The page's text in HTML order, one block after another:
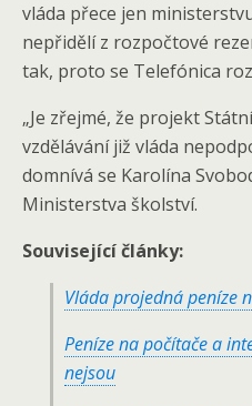
vláda přece jen
nepřidělí z rozpočtové
tak, proto se Telefónica
„Je zřejmé, že projekt
vzdělávání již vláda
domnívá se Karolína
Ministerstva školství.
Související články:
Vláda projedná peníze
Peníze na počítače a
nejsou